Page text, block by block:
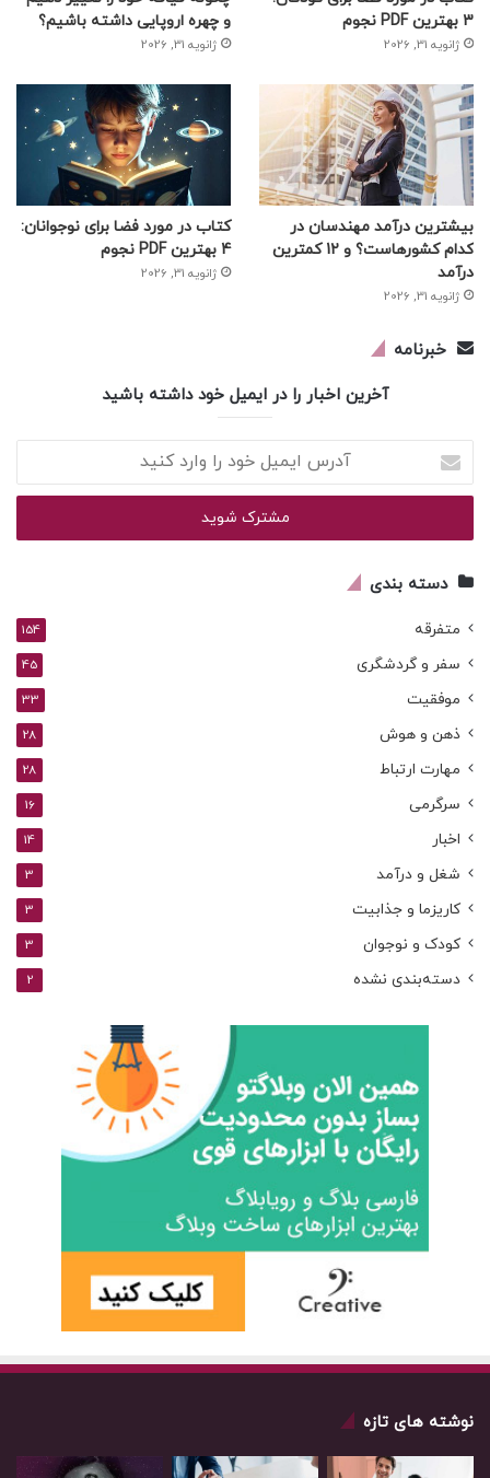
3 بهترین PDF نجوم
ژانویه 31, 2026
و چهره اروپایی داشته باشیم؟
ژانویه 31, 2026
بیشترین درآمد مهندسان در
کدام کشورهاست؟ و 12 کمترین
درآمد
ژانویه 31, 2026
کتاب در مورد فضا برای نوجوانان:
4 بهترین PDF نجوم
ژانویه 31, 2026
خبرنامه
آخرین اخبار را در ایمیل خود داشته باشید
ایمیل
خود
وارد
دسته بندی
متفرقه 154
سفر و گردشگری 45
موفقیت 33
ذهن و هوش 28
مهارت ارتباط 28
سرگرمی 16
اخبار 14
شغل و درآمد 3
کاریزما و جذابیت 3
کودک و نوجوان 3
دسته‌بندی نشده 2
نوشته های تازه